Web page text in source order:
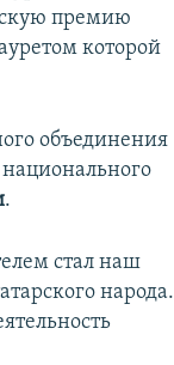
премию
которой
объединения
.
стал наш
народа.